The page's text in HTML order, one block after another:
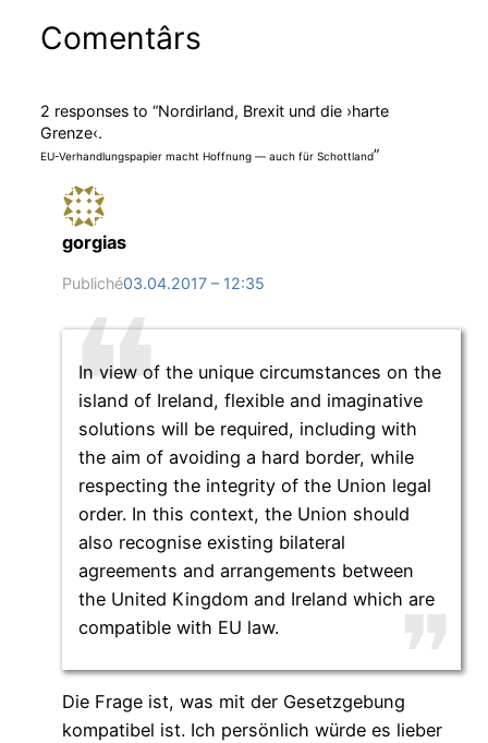
Comentârs
2 responses to “Nordirland, Brexit und die ›harte
Grenze‹.
EU-Verhandlungspapier macht Hoffnung — auch für Schottland”
gorgias
Publiché03.04.2017 – 12:35
In view of the unique circumstances on the
island of Ireland, flexible and imaginative
solutions will be required, including with
the aim of avoiding a hard border, while
respecting the integrity of the Union legal
order. In this context, the Union should
also recognise existing bilateral
agreements and arrangements between
the United Kingdom and Ireland which are
compatible with EU law.
Die Frage ist, was mit der Gesetzgebung
kompatibel ist. Ich persönlich würde es lieber